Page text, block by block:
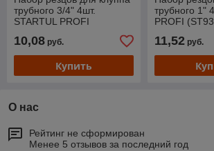
трубного 3/4" 4шт.
STARTUL PROFI
10,08 руб.
Купить
трубного 1"
PROFI
11,52руб.
О нас
Рейтинг не сформирован
Менее 5 отзывов за последний год